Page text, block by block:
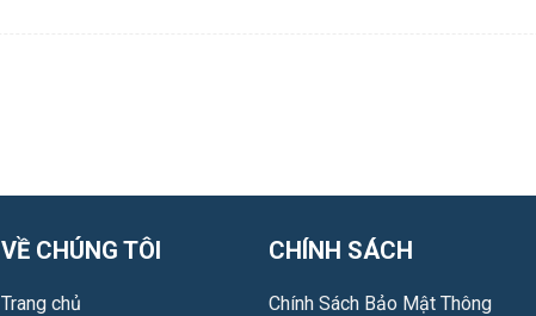
VỀ CHÚNG TÔI
Trang chủ
CHÍNH SÁCH
Chính Sách Bảo Mật Thông